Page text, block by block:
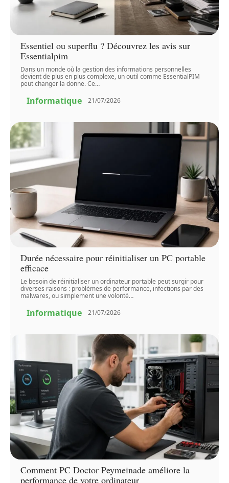
Essentiel ou superflu ? Découvrez les avis sur
Essentialpim
Dans un monde où la gestion des informations personnelles
devient de plus en plus complexe, un outil comme EssentialPIM
peut changer la donne. Ce…
Informatique 21/07/2026
Durée nécessaire pour réinitialiser un PC portable
efficace
Le besoin de réinitialiser un ordinateur portable peut surgir pour
diverses raisons : problèmes de performance, infections par des
malwares, ou simplement une volonté…
Informatique 21/07/2026
Comment PC Doctor Peymeinade améliore la
performance de votre ordinateur